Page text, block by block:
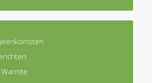
Warmte